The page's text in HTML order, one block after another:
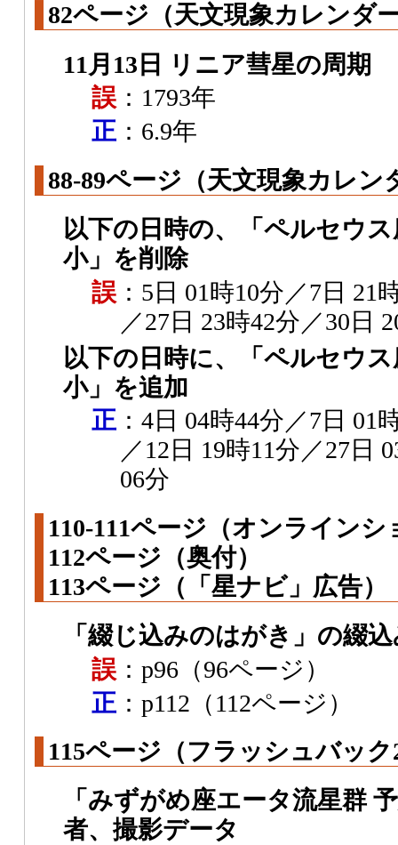
82ページ（天文現象カレンダ
11月13日 リニア彗星の周期
誤 ：1793年
正 ：6.9年
88-89ページ（天文現象カレン
以下の日時の、「ペルセウ
小」を削除
誤 ：5日 01時10分／7日 21
／27日 23時42分／30日
以下の日時に、「ペルセウ
小」を追加
正 ：4日 04時44分／7日 01
／12日 19時11分／27日
06分
110-111ページ（オンラインシ
112ページ（奥付）
113ページ（「星ナビ」広告）
「綴じ込みのはがき」の綴
誤 ：p96（96ページ）
正 ：p112（112ページ）
115ページ（フラッシュバック
「みずがめ座エータ流星群
者、撮影データ